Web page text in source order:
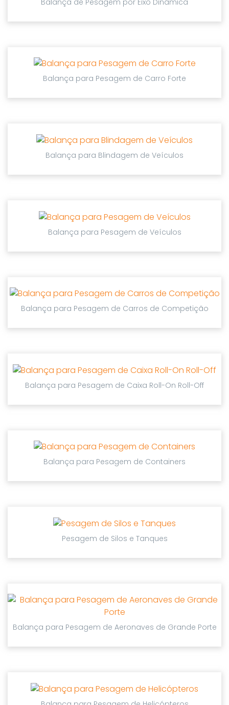
Balança para Pesagem de Carro Forte
Balança para Blindagem de Veículos
Balança para Pesagem de Veículos
Balança para Pesagem de Carros de Competição
Balança para Pesagem de Caixa Roll-On Roll-Off
Balança para Pesagem de Containers
Pesagem de Silos e Tanques
Balança para Pesagem de Aeronaves de Grande Porte